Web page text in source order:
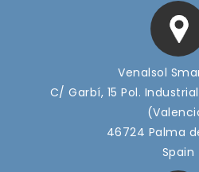
Venalsol
C/ Garbí, 15 Pol.
46724 Palma
Spain